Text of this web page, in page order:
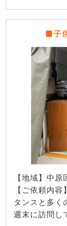
■子
【地域】中
【ご依頼内容】
タンスと多く
週末に訪問し